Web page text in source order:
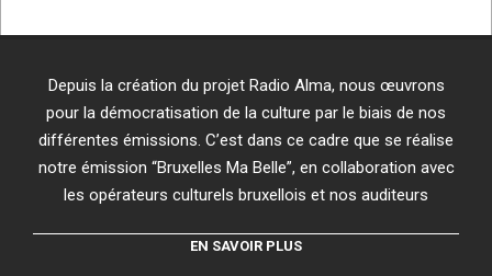
Depuis la création du projet Radio Alma, nous œuvrons
pour la démocratisation de la culture par le biais de nos
différentes émissions. C’est dans ce cadre que se réalise
notre émission “Bruxelles Ma Belle”, en collaboration avec
les opérateurs culturels bruxellois et nos auditeurs
EN SAVOIR PLUS